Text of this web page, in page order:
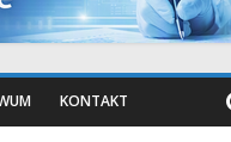
KONTAKT